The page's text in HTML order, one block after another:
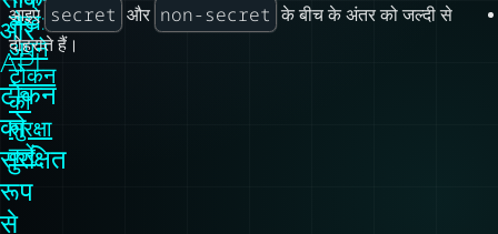
और
API
टोकन
को
सुरक्षित
रूप
से
लेख:
अपने
टोकन
की
सुरक्षा
करें
आइए secret और non-secret के बीच के अंतर को जल्दी से
दोहराते हैं।